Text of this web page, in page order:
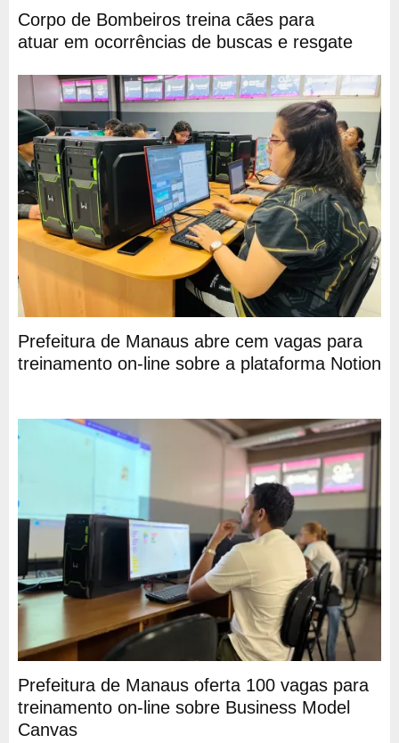
Corpo de Bombeiros treina cães para
atuar em ocorrências de buscas e resgate
Prefeitura de Manaus abre cem vagas para
treinamento on-line sobre a plataforma Notion
Prefeitura de Manaus oferta 100 vagas para
treinamento on-line sobre Business Model
Canvas